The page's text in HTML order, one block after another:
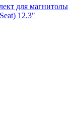
для
12.3"